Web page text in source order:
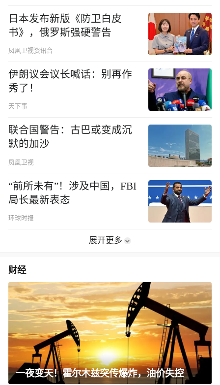
日本发布新版《防卫白皮
书》，俄罗斯强硬警告
凤凰卫视资讯台
伊朗议会议长喊话：别再作
秀了！
天下事
联合国警告：古巴或变成沉
默的加沙
凤凰卫视
“前所未有”！涉及中国，FBI
局长最新表态
环球时报
展开更多
财经
一夜变天！霍尔木兹突传爆炸，油价失控